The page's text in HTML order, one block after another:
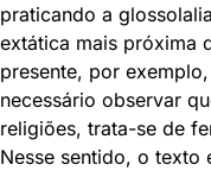
praticando a
extática mais próxima
presente, por
necessário observar
religiões, trata-se de
Nesse sentido, o texto